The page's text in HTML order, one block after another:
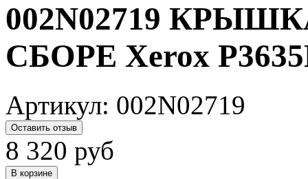
002N02719
СБОРЕ Xerox
Артикул: 002N02719
Оставить отзыв
8 320 руб
В корзине